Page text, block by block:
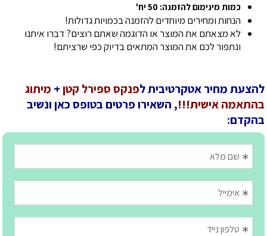
כמות מינימום להזמנה: 50 יח'
הנחות ומחירים מיוחדים להזמנה בכמויות גדולות!
לא מצאתם את המוצר או הדוגמה שאתם רוצים? דברו איתנו
ונתפור לכם את המוצר המתאים בדיוק כפי שרציתם!
להצעת מחיר אטקרטיבית לפנקס ספירל קטן+ מיתוג
בהתאמה אישית!!!, השאירו פרטים בטופס כאן ונשיב
בהקדם: